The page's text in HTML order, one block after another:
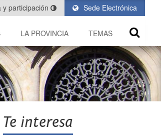
Sede Electrónica
y participación
LA PROVINCIA TEMAS
Te interesa